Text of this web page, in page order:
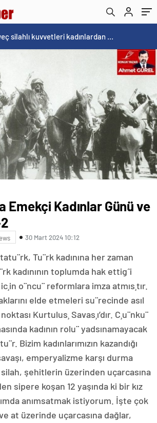
Norweç silahlı kuvvetleri kadınlardan oluşan özel kuvvetler eğitimlerini başlattı.
Emekçi Kadınlar Günü ve
30 Mart 2024 10:12
Tu¨rk kadınına her zaman
kadınının toplumda hak ettigˆi
o¨ncu¨ reformlara imza atmıs¸tır.
elde etmeleri su¨recinde asıl
Kurtulus¸ Savas¸ı’dır. C¸u¨nku¨
kadının rolu¨ yadsınamayacak
Bizim kadınlarımızın kazandığı
emperyalizme karşı durma
silah, şehitlerin üzerinden uçarcasına
sipere koşan 12 yaşında ki bir kız
anımsatmak istiyorum. İşte çok
at üzerinde uçarcasına dağlar,